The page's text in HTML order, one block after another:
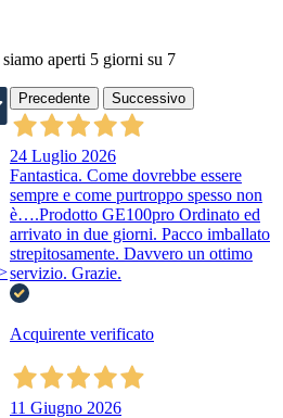
aperti 5 giorni su 7
Precedente Successivo
24 Luglio 2026
Fantastica. Come dovrebbe essere
sempre e come purtroppo spesso non
è….Prodotto GE100pro Ordinato ed
arrivato in due giorni. Pacco imballato
strepitosamente. Davvero un ottimo
servizio. Grazie.
Acquirente verificato
11 Giugno 2026